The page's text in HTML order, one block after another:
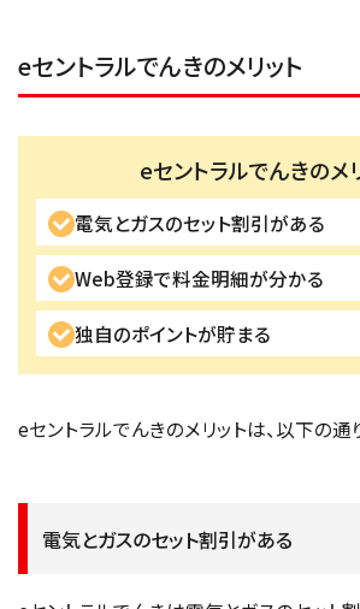
eセントラルでんきのメリット
eセントラルでんきのメ
電気とガスのセット割引がある
Web登録で料金明細が分かる
独自のポイントが貯まる
eセントラルでんきのメリットは、以下の通
電気とガスのセット割引がある